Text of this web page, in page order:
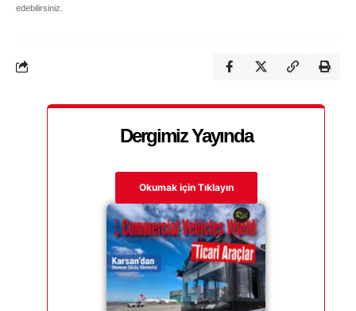
edebilirsiniz.
Dergimiz Yayında
Okumak için Tıklayın